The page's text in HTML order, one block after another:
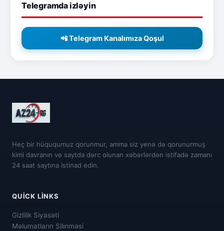
Telegramda izləyin
📲 Telegram Kanalımıza Qoşul
Heç bir hüququmuz qorunmur, amma siz yenə də qorunurmuş
kimi davranın və saytda dərc olunan xəbərlərdən istifadə zamanı
24 saat saytına istinad edin.
QUICK LINKS
Gizlilik Siyasəti
Məlumatların Silinməsi